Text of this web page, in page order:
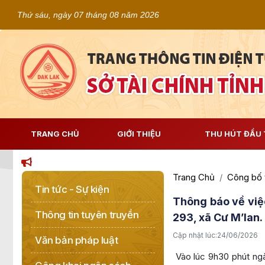
Thứ sáu, ngày 07 tháng 08 năm 2026
TRANG CHỦ GIỚI THIỆU THU HÚT ĐẦU
Tin tức - Sự kiện
Thông tin tuyên truyền
Văn bản pháp luật
Trang Chủ Công bố
Thông báo về
293, xã Cư M’lan.
Cập nhật lúc:24/06/2026
Vào lúc 9h30 phút